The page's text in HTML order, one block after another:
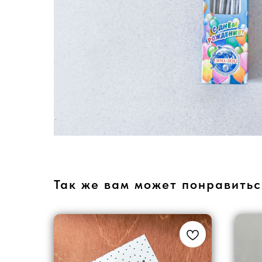
Так же вам может